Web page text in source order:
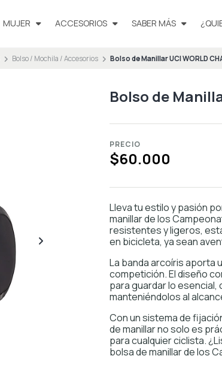
MUJER ACCESORIOS SABER MÁS
Bolso / Mochila / Accesorios Bolso de Manillar UCI WORLD
Bolso de
PRECIO
$60.000
Lleva tu estilo y pasión
manillar de los
resistentes y ligeros,
en bicicleta, ya sean
La banda arcoíris aporta
competición. El diseño
para guardar lo
manteniéndolos al
Con un sistema de
de manillar no solo es
para cualquier ciclista.
bolsa de manillar de los